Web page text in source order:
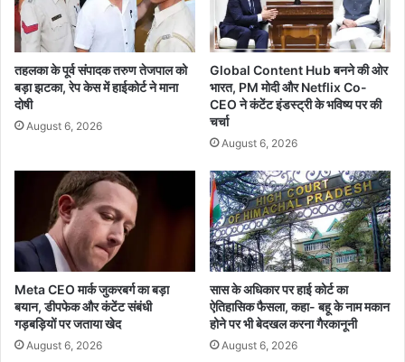
म
को
र्ट
ने
क
हा
-
प
न
या
ज
तहलका के पूर्व संपादक तरुण तेजपाल को
बड़ा झटका, रेप केस में हाईकोर्ट ने माना
दोषी
August 6, 2026
Global Content Hub बनने की ओर
भारत, PM मोदी और Netflix Co-
CEO ने कंटेंट इंडस्ट्री के भविष्य पर की
चर्चा
August 6, 2026
Meta CEO मार्क जुकरबर्ग का बड़ा
बयान, डीपफेक और कंटेंट संबंधी
गड़बड़ियों पर जताया खेद
August 6, 2026
सास के अधिकार पर हाई कोर्ट का
ऐतिहासिक फैसला, कहा- बहू के नाम मकान
होने पर भी बेदखल करना गैरकानूनी
August 6, 2026